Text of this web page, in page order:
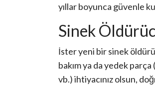
yıllar boyunca güvenle
Sinek
İster yeni bir sinek
bakım ya da yedek
vb.) ihtiyacınız olsun,